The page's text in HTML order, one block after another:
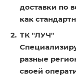
доставки по
как
ТК "ЛУЧ"
разные
своей